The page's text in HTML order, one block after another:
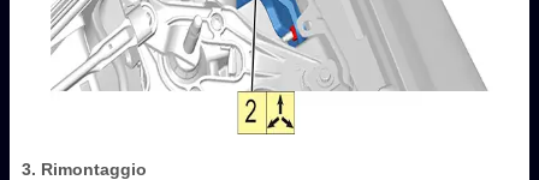
3. Rimontaggio